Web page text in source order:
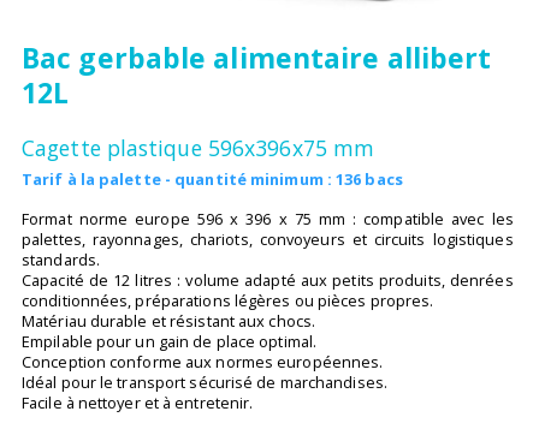
Bac gerbable alimentaire allibert
12L
Cagette plastique 596x396x75 mm
Tarif à la palette - quantité minimum : 136 bacs
Format norme europe 596 x 396 x 75 mm : compatible avec les
palettes, rayonnages, chariots, convoyeurs et circuits logistiques
standards.
Capacité de 12 litres : volume adapté aux petits produits, denrées
conditionnées, préparations légères ou pièces propres.
Matériau durable et résistant aux chocs.
Empilable pour un gain de place optimal.
Conception conforme aux normes européennes.
Idéal pour le transport sécurisé de marchandises.
Facile à nettoyer et à entretenir.